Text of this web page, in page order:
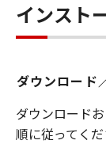
インスト
ダウンロード
ダウンロード
順に従ってくだ